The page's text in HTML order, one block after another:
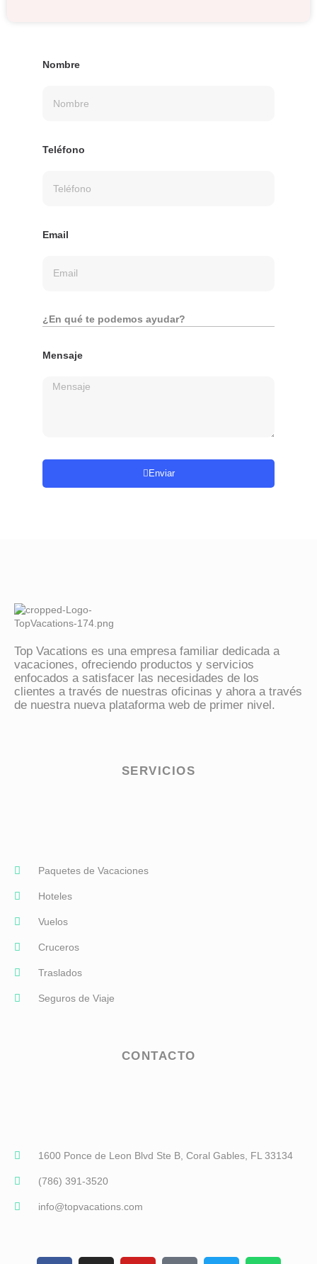
Nombre
Teléfono
Email
¿En qué te podemos ayudar?
Mensaje
Enviar
Top Vacations es una empresa familiar dedicada a
vacaciones, ofreciendo productos y servicios
enfocados a satisfacer las necesidades de los
clientes a través de nuestras oficinas y ahora a través
de nuestra nueva plataforma web de primer nivel.
SERVICIOS
Paquetes de Vacaciones
Hoteles
Vuelos
Cruceros
Traslados
Seguros de Viaje
CONTACTO
1600 Ponce de Leon Blvd Ste B, Coral Gables, FL 33134
(786) 391-3520
info@topvacations.com